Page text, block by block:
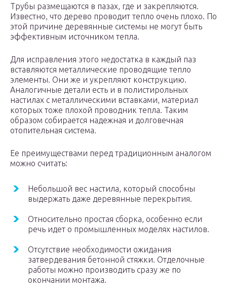
Трубы размещаются в пазах, где и закрепляются.
Известно, что дерево проводит тепло очень плохо. По
этой причине деревянные системы не могут быть
эффективным источником тепла.
Для исправления этого недостатка в каждый паз
вставляются металлические проводящие тепло
элементы. Они же и укрепляют конструкцию.
Аналогичные детали есть и в полистирольных
настилах с металлическими вставками, материал
которых тоже плохой проводник тепла. Таким
образом собирается надежная и долговечная
отопительная система.
Ее преимуществами перед традиционным аналогом
можно считать:
Небольшой вес настила, который способны
выдержать даже деревянные перекрытия.
Относительно простая сборка, особенно если
речь идет о промышленных моделях настилов.
Отсутствие необходимости ожидания
затвердевания бетонной стяжки. Отделочные
работы можно производить сразу же по
окончании монтажа.